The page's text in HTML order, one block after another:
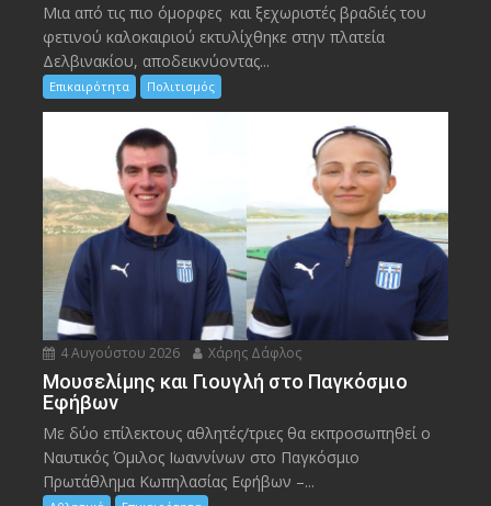
Μια από τις πιο όμορφες και ξεχωριστές βραδιές του
φετινού καλοκαιριού εκτυλίχθηκε στην πλατεία
Δελβινακίου, αποδεικνύοντας...
Επικαιρότητα Πολιτισμός
4 Αυγούστου 2026 Χάρης Δάφλος
Μουσελίμης και Γιουγλή στο Παγκόσμιο
Εφήβων
Mε δύο επίλεκτους αθλητές/τριες θα εκπροσωπηθεί ο
Ναυτικός Όμιλος Ιωαννίνων στο Παγκόσμιο
Πρωτάθλημα Κωπηλασίας Εφήβων –...